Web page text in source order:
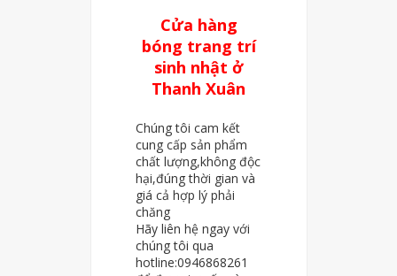
Cửa hàng
bóng trang trí
sinh nhật ở
Thanh Xuân
Chúng tôi cam kết
cung cấp sản phẩm
chất lượng,không độc
hại,đúng thời gian và
giá cả hợp lý phải
chăng
Hãy liên hệ ngay với
chúng tôi qua
hotline:0946868261